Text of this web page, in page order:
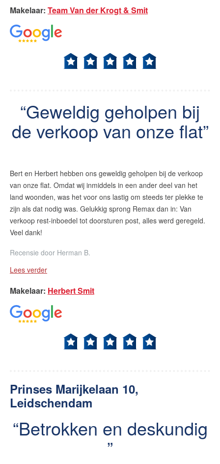
Makelaar: Team Van der Krogt & Smit
Geweldig geholpen bij
de verkoop van onze flat
Bert en Herbert hebben ons geweldig geholpen bij de verkoop
van onze flat. Omdat wij inmiddels in een ander deel van het
land woonden, was het voor ons lastig om steeds ter plekke te
zijn als dat nodig was. Gelukkig sprong Remax dan in: Van
verkoop rest-inboedel tot doorsturen post, alles werd geregeld.
Veel dank!
Recensie door Herman B.
Lees verder
Makelaar: Herbert Smit
Prinses Marijkelaan 10,
Leidschendam
Betrokken en deskundig